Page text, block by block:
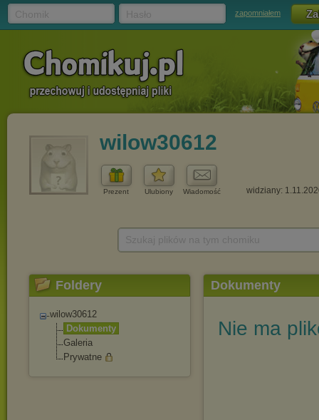
zapomniałem
wilow30612
Prezent Ulubiony Wiadomość widziany:
Foldery
wilow30612
Dokumenty
Galeria
Prywatne
Dokumenty
Nie ma